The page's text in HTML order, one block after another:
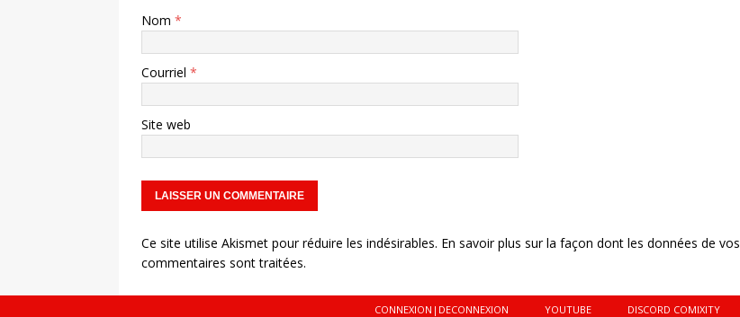
Nom *
Courriel *
Site web
Ce site utilise Akismet pour réduire les indésirables. En savoir plus sur la façon dont les données de vos
commentaires sont traitées.
CONNEXION|DECONNEXION YOUTUBE DISCORD COMIXITY